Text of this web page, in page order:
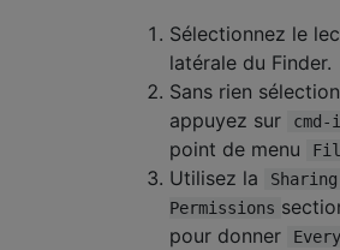
Sélectionnez le
latérale du Finder.
Sans rien
appuyez sur
cmd-i
point de menu
Utilisez la
Permissions
pour donner